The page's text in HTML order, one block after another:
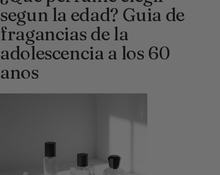
segun la edad? Guia de
fragancias de la
adolescencia a los 60
anos